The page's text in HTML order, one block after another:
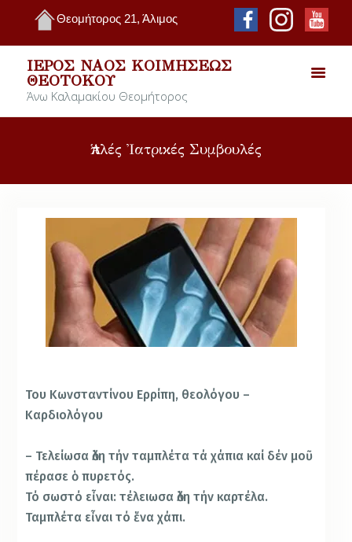
Θεομήτορος 21, Άλιμος
ΙΕΡΌΣ ΝΑΌΣ ΚΟΙΜΉΣΕΩΣ
ΘΕΟΤΌΚΟΥ
Άνω Καλαμακίου Θεομήτορος
Ἁπλές Ἰατρικές Συμβουλές
Του Κωνσταντίνου Ερρίπη, θεολόγου –
Καρδιολόγου
– Τελείωσα ὅλη τήν ταμπλέτα τά χάπια καί δέν μοῦ
πέρασε ὁ πυρετός.
Τό σωστό εἶναι: τέλειωσα ὅλη τήν καρτέλα.
Ταμπλέτα εἶναι τό ἕνα χάπι.